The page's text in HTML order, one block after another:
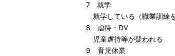
7 就学
就学している（職業訓練を
8 虐待・DV
児童虐待等が疑われる
9 育児休業